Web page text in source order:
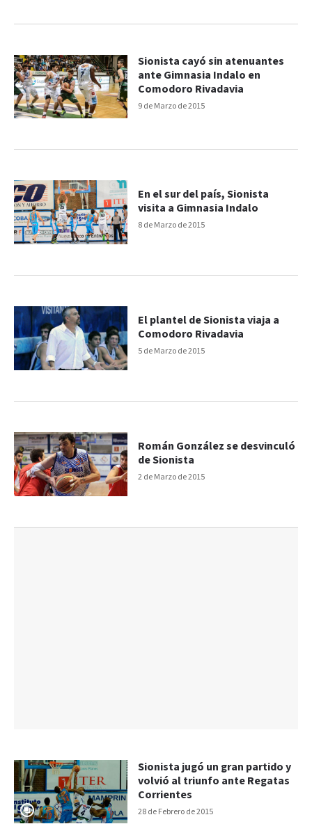
9 de Marzo de 2015
Sionista cayó sin atenuantes
ante Gimnasia Indalo en
Comodoro Rivadavia
8 de Marzo de 2015
En el sur del país, Sionista
visita a Gimnasia Indalo
5 de Marzo de 2015
El plantel de Sionista viaja a
Comodoro Rivadavia
2 de Marzo de 2015
Román González se desvinculó
de Sionista
28 de Febrero de 2015
Sionista jugó un gran partido y
volvió al triunfo ante Regatas
Corrientes